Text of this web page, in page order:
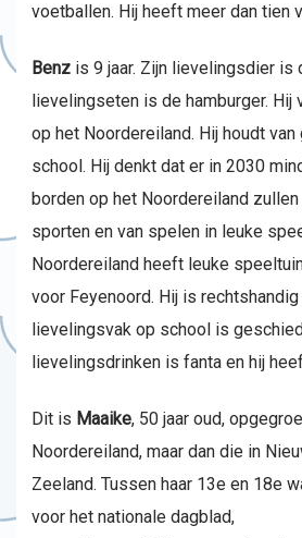
voetballen. Hij heeft meer dan tien
Benz is 9 jaar. Zijn lievelingsdier is
lievelingseten is de hamburger.
op het Noordereiland. Hij houdt
school. Hij denkt dat er in 2030
borden op het Noordereiland
sporten en van spelen in leuke
Noordereiland heeft leuke
voor Feyenoord. Hij is
lievelingsvak op school is
lievelingsdrinken is fanta en hij
Dit is Maaike, 50 jaar oud,
Noordereiland, maar dan die in
Zeeland. Tussen haar 13e en 18e
voor het nationale dagblad,